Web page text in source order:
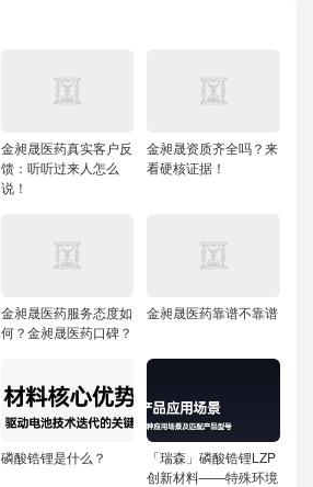
金昶晟医药真实客户反
馈：听听过来人怎么
说！
金昶晟资质齐全吗？来
看硬核证据！
金昶晟医药服务态度如
何？金昶晟医药口碑？
金昶晟医药靠谱不靠谱
磷酸锆锂是什么？
「瑞森」磷酸锆锂LZP
创新材料——特殊环境